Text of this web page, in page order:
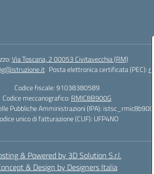
Via Toscana, 2 00053 Civitavecchia (RM)
Posta elettronica certificata (PEC):
Codice fiscale: 91038380589
Codice meccanografico: RMIC8B900G
Pubbliche Amministrazioni (IPA): istsc_rmic8b900g
unico di fatturazione (CUF): UFP4NO
& Powered by 3D Solution S.r.l.
& Design by Designers Italia